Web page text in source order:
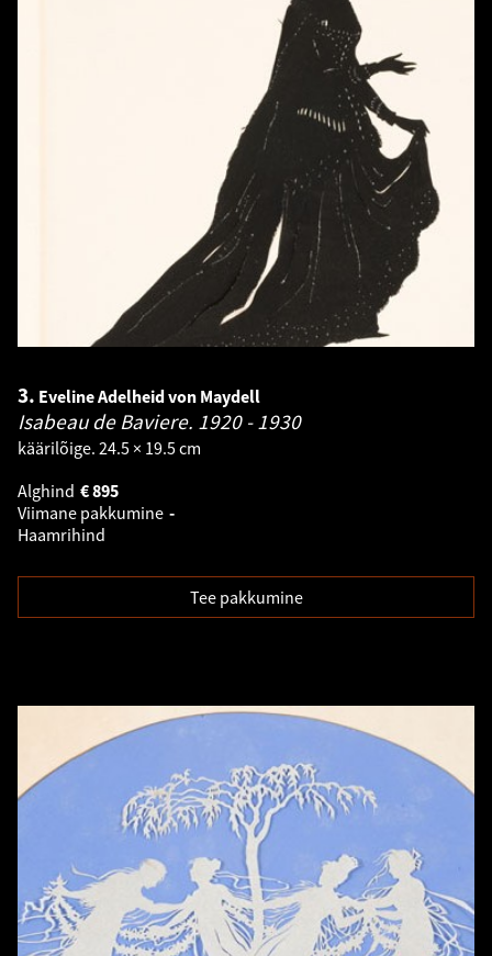
3. Eveline Adelheid von Maydell
Isabeau de Baviere. 1920 - 1930
käärilõige. 24.5 × 19.5 cm
Alghind
895
€
Viimane pakkumine -
Haamrihind
Tee pakkumine